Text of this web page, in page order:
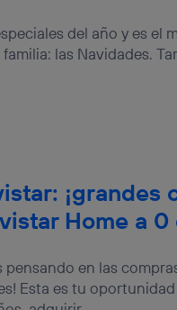
del año y es el
las Navidades.
¡grandes
Home a 0
pensando en las
Esta es tu